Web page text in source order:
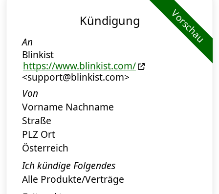
Vorschau
Kündigung
An
Blinkist
https://www.blinkist.com/
<support@blinkist.com>
Von
Vorname Nachname
Straße
PLZ Ort
Österreich
Ich kündige Folgendes
Alle Produkte/Verträge